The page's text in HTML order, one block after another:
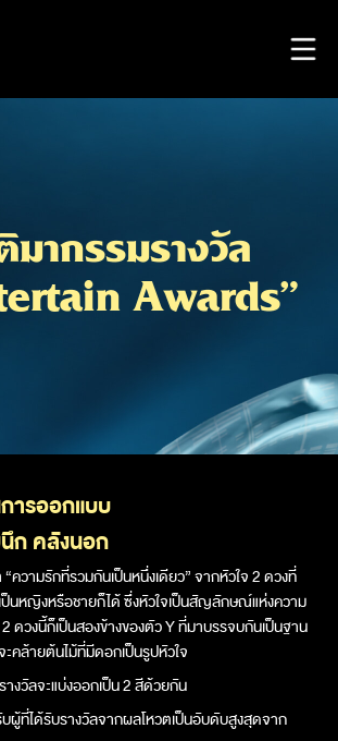
มากรรมรางวัล
Awards”
ารออกแบบ
ก คลังนอก
ความรักที่รวมกันเป็นหนึ่งเดียว” จากหัวใจ 2 ดวงที่
ป็นหญิงหรือชายก็ได้ ซึ่งหัวใจเป็นสัญลักษณ์แห่งความ
ดวงนี้ก็เป็นสองข้างของตัว Y ที่มาบรรจบกันเป็นฐาน
คล้ายต้นไม้ที่มีดอกเป็นรูปหัวใจ
งวัลจะแบ่งออกเป็น 2 สีด้วยกัน
ผู้ที่ได้รับรางวัลจากผลโหวตเป็นอับดับสูงสุดจาก